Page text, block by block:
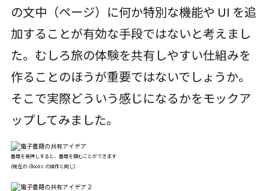
の文中（ページ）に何か特別な機能や UI を追
加することが有効な手段ではないと考えまし
た。むしろ旅の体験を共有しやすい仕組みを
作ることのほうが重要ではないでしょうか。
そこで実際どういう感じになるかをモックア
ップしてみました。
書籍を長押しすると、書籍を掴むことができます
(現在の iBooks の操作と同じ)